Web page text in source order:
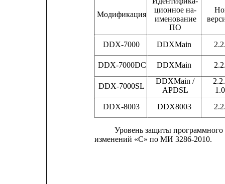
Модификация
DDX-7000 DDXMain
DDX-7000DC DDXMain
DDX-7000SL
DDX-8003 DDX8003
ционное на-
именование
ПО
DDXMain /
APDSL
Уровень защиты
изменений «С» по МИ 3286-2010.